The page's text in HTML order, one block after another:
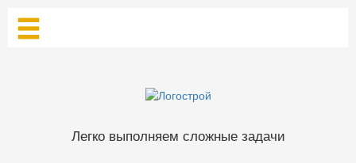
Легко выполняем сложные задачи